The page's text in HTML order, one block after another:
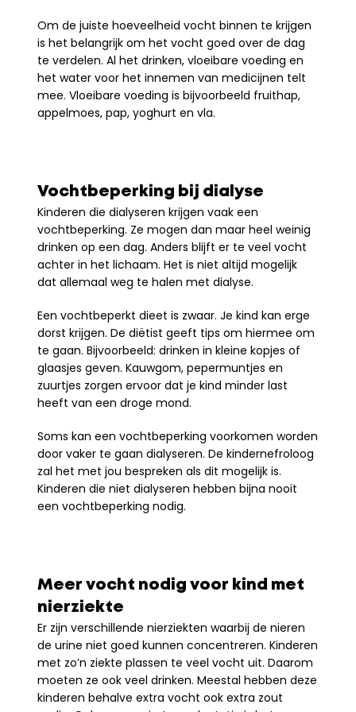
Om de juiste hoeveelheid vocht binnen te krijgen
is het belangrijk om het vocht goed over de dag
te verdelen. Al het drinken, vloeibare voeding en
het water voor het innemen van medicijnen telt
mee. Vloeibare voeding is bijvoorbeeld fruithap,
appelmoes, pap, yoghurt en vla.
Vochtbeperking bij dialyse
Kinderen die dialyseren krijgen vaak een
vochtbeperking. Ze mogen dan maar heel weinig
drinken op een dag. Anders blijft er te veel vocht
achter in het lichaam. Het is niet altijd mogelijk
dat allemaal weg te halen met dialyse.
Een vochtbeperkt dieet is zwaar. Je kind kan erge
dorst krijgen. De diëtist geeft tips om hiermee om
te gaan. Bijvoorbeeld: drinken in kleine kopjes of
glaasjes geven. Kauwgom, pepermuntjes en
zuurtjes zorgen ervoor dat je kind minder last
heeft van een droge mond.
Soms kan een vochtbeperking voorkomen worden
door vaker te gaan dialyseren. De kindernefroloog
zal het met jou bespreken als dit mogelijk is.
Kinderen die niet dialyseren hebben bijna nooit
een vochtbeperking nodig.
Meer vocht nodig voor kind met
nierziekte
Er zijn verschillende nierziekten waarbij de nieren
de urine niet goed kunnen concentreren. Kinderen
met zo’n ziekte plassen te veel vocht uit. Daarom
moeten ze ook veel drinken. Meestal hebben deze
kinderen behalve extra vocht ook extra zout